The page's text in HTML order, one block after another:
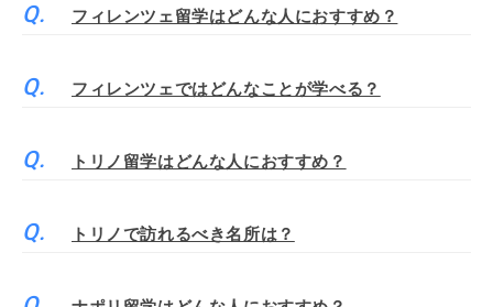
フィレンツェ留学はどんな人におすすめ？
フィレンツェではどんなことが学べる？
トリノ留学はどんな人におすすめ？
トリノで訪れるべき名所は？